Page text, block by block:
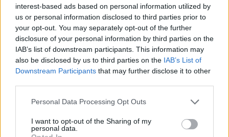
interest-based ads based on personal information utilized by
us or personal information disclosed to third parties prior to
your opt-out. You may separately opt-out of the further
disclosure of your personal information by third parties on the
IAB’s list of downstream participants. This information may
also be disclosed by us to third parties on the IAB’s List of
Downstream Participants that may further disclose it to other
Please note that this website/app uses one or more Google
not limited to your visit or usage behaviour. You may click to
grant or deny consent to Google and its third-party tags to
Personal Data Processing Opt Outs
I want to opt-out of the Sharing of my
personal data.
Szigi.•2026. augusztus 04.
Erről 5 éve mindent megírtam.